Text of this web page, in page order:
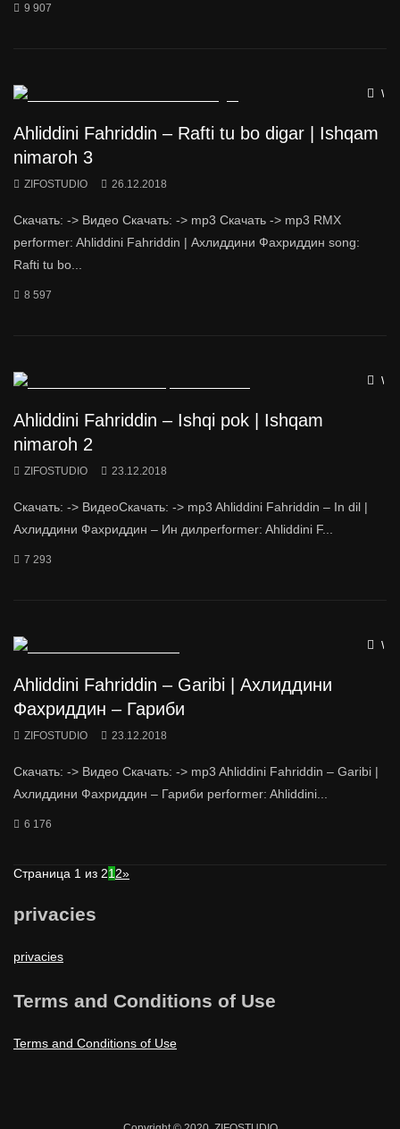
9 907
Ahliddini Fahriddin – Rafti tu bo digar | Ishqam
nimaroh 3
ZIFOSTUDIO 26.12.2018
Скачать: -> Видео Скачать: -> mp3 Скачать -> mp3 RMX
performer: Ahliddini Fahriddin | Ахлиддини Фахриддин song:
Rafti tu bo...
8 597
Ahliddini Fahriddin – Ishqi pok | Ishqam
nimaroh 2
ZIFOSTUDIO 23.12.2018
Скачать: -> ВидеоСкачать: -> mp3 Ahliddini Fahriddin – In dil |
Ахлиддини Фахриддин – Ин дилperformer: Ahliddini F...
7 293
Ahliddini Fahriddin – Garibi | Ахлиддини
Фахриддин – Гариби
ZIFOSTUDIO 23.12.2018
Скачать: -> Видео Скачать: -> mp3 Ahliddini Fahriddin – Garibi |
Ахлиддини Фахриддин – Гариби performer: Ahliddini...
6 176
Страница 1 из 212»
privacies
privacies
Terms and Conditions of Use
Terms and Conditions of Use